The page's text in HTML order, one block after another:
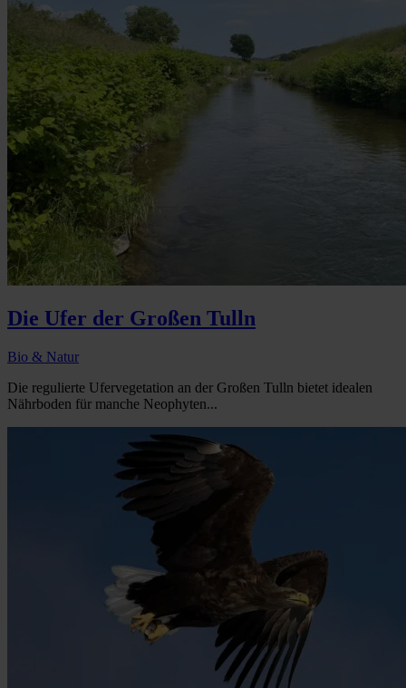
Die Ufer der Großen Tulln
Bio & Natur
Die regulierte Ufervegetation an der Großen Tulln bietet idealen
Nährboden für manche Neophyten...